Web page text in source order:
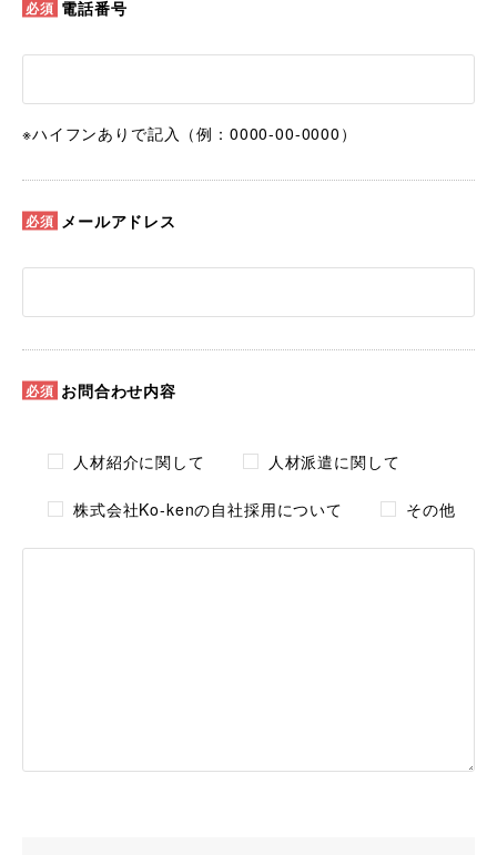
電話番号
※ハイフンありで記入（例：0000-00-0000）
メールアドレス
お問合わせ内容
人材紹介に関して 人材派遣に関して
株式会社Ko-kenの自社採用について その他